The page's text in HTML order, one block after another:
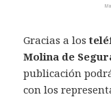
Gracias a los
Molina de
publicación
con los